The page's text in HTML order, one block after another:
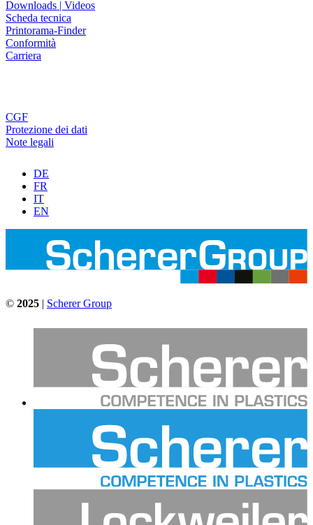
Downloads | Videos
Scheda tecnica
Printorama-Finder
Conformità
Carriera
CGF
Protezione dei dati
Note legali
DE
FR
IT
EN
© 2025 | Scherer Group